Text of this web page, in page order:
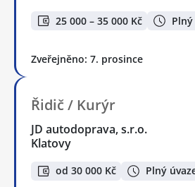
25 000 – 35 000 Kč
Zveřejněno: 7. prosince
Řidič / Kurýr
JD autodoprava, s.r.o.
Klatovy
od 30 000 Kč Plný